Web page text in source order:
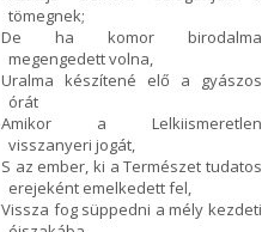
tömegnek;
De ha komor birodalma
megengedett volna,
Uralma készítené elő a gyászos
órát
Amikor a Lelkiismeretlen
visszanyeri jogát,
S az ember, ki a Természet tudatos
erejeként emelkedett fel,
Vissza fog süppedni a mély kezdeti